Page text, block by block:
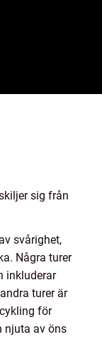
sig från
svårighet,
Några turer
inkluderar
turer är
för
njuta av öns